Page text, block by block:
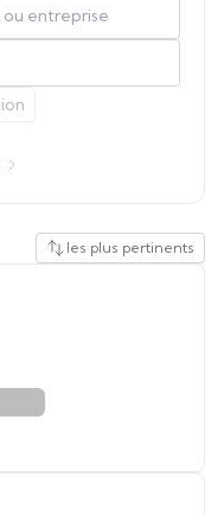
les plus pertinents